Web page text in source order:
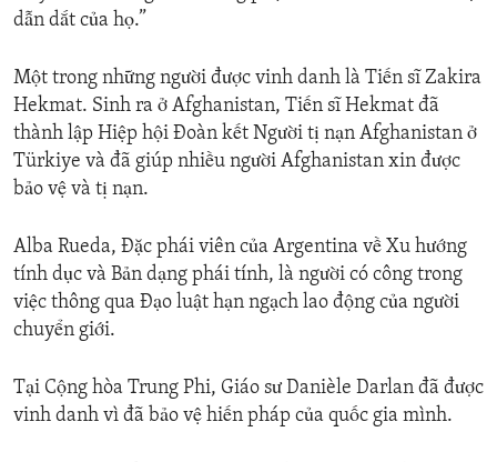
dẫn dắt của họ.”
Một trong những người được vinh danh là Tiến sĩ Zakira
Hekmat. Sinh ra ở Afghanistan, Tiến sĩ Hekmat đã
thành lập Hiệp hội Đoàn kết Người tị nạn Afghanistan ở
Türkiye và đã giúp nhiều người Afghanistan xin được
bảo vệ và tị nạn.
Alba Rueda, Đặc phái viên của Argentina về Xu hướng
tính dục và Bản dạng phái tính, là người có công trong
việc thông qua Đạo luật hạn ngạch lao động của người
chuyển giới.
Tại Cộng hòa Trung Phi, Giáo sư Danièle Darlan đã được
vinh danh vì đã bảo vệ hiến pháp của quốc gia mình.